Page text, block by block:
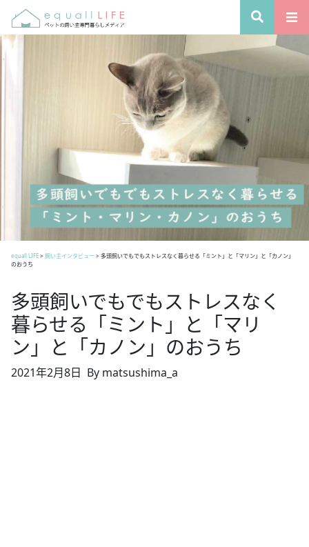
equall LIFE> 飼い主インタビュー > 多頭飼いでもでもストレスなく暮らせる「ミント」と「マリン」と「カノン」
のおうち
多頭飼いでもでもストレスなく
暮らせる「ミント」と「マリ
ン」と「カノン」のおうち
2021年2月8日 By matsushima_a